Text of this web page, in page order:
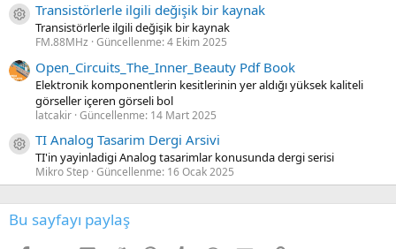
Kaynak ikon/amblem
Transistörlerle ilgili değişik bir kaynak
Transistörlerle ilgili değişik bir kaynak
FM.88MHz Güncellenme:4 Ekim 2025
Open_Circuits_The_Inner_Beauty Pdf Book
Elektronik komponentlerin kesitlerinin yer aldığı yüksek kaliteli
görseller içeren görseli bol
latcakir Güncellenme: 14 Mart 2025
Kaynak ikon/amblem
TI Analog Tasarim Dergi Arsivi
TI'in yayinladigi Analog tasarimlar konusunda dergi serisi
Mikro Step Güncellenme: 16 Ocak 2025
Bu sayfayı paylaş